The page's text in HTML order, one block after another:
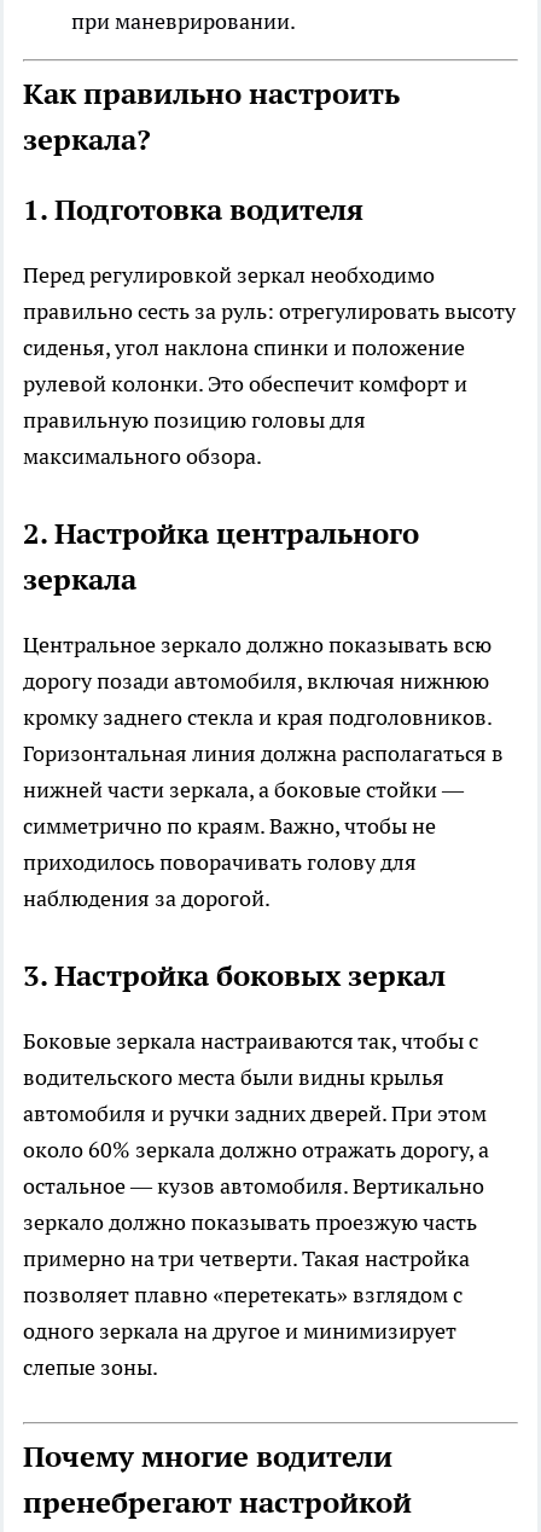
при маневрировании.
Как правильно настроить
зеркала?
1. Подготовка водителя
Перед регулировкой зеркал необходимо
правильно сесть за руль: отрегулировать высоту
сиденья, угол наклона спинки и положение
рулевой колонки. Это обеспечит комфорт и
правильную позицию головы для
максимального обзора.
2. Настройка центрального
зеркала
Центральное зеркало должно показывать всю
дорогу позади автомобиля, включая нижнюю
кромку заднего стекла и края подголовников.
Горизонтальная линия должна располагаться в
нижней части зеркала, а боковые стойки —
симметрично по краям. Важно, чтобы не
приходилось поворачивать голову для
наблюдения за дорогой.
3. Настройка боковых зеркал
Боковые зеркала настраиваются так, чтобы с
водительского места были видны крылья
автомобиля и ручки задних дверей. При этом
около 60% зеркала должно отражать дорогу, а
остальное — кузов автомобиля. Вертикально
зеркало должно показывать проезжую часть
примерно на три четверти. Такая настройка
позволяет плавно «перетекать» взглядом с
одного зеркала на другое и минимизирует
слепые зоны.
Почему многие водители
пренебрегают настройкой